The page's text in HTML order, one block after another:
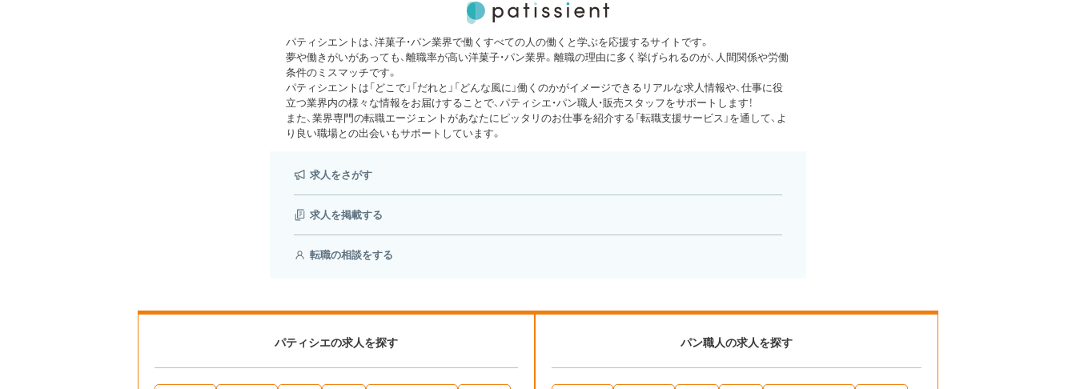
パティシエントは、洋菓子・パン業界で働くすべての人の働くと学ぶを応援するサイトです。
夢や働きがいがあっても、離職率が高い洋菓子・パン業界。離職の理由に多く挙げられるのが、人間関係や労働
条件のミスマッチです。
パティシエントは「どこで」「だれと」「どんな風に」働くのかがイメージできるリアルな求人情報や、仕事に役
立つ業界内の様々な情報をお届けすることで、パティシエ・パン職人・販売スタッフをサポートします！
また、業界専門の転職エージェントがあなたにピッタリのお仕事を紹介する「転職支援サービス」を通して、よ
り良い職場との出会いもサポートしています。
求人をさがす
求人を掲載する
転職の相談をする
パティシエの求人を探す パン職人の求人を探す